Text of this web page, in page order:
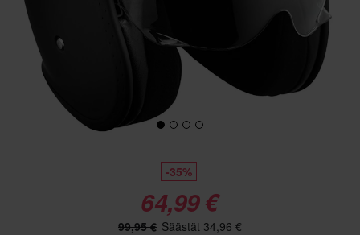
-35%
64,99 €
99,95 € Säästät 34,96 €